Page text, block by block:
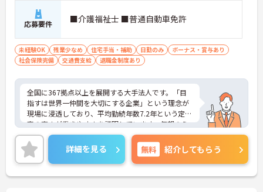
応募要件 ■介護福祉士 ■普通自動車免許
未経験OK 残業少なめ 住宅手当・補助 日勤のみ
ボーナス・賞与あり
社会保険完備
交通費支給 退職金制度あり
全国に367拠点以上を展開する大手法人です。「目
指すは世界一仲間を大切にする企業」という理念が
現場に浸透しており、平均勤続年数7.2年という定着
率の高さが働きやすさを証明しています。毎朝のミ
ーティング等を通じた職種を超えたチームワークが
根付いており、人間関係の不安なく安心して業務に
取り組める環境です。また、日々の頑張りやチーム
への貢献は、賞与とは別の「特別報酬」としてしっ
かりと評価・還元される独自の制度も大きな魅力と
詳細を見る 無料 紹介してもらう